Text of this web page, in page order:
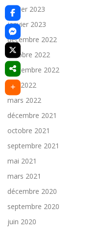
février 2023
janvier 2023
décembre 2022
octobre 2022
septembre 2022
juin 2022
mars 2022
décembre 2021
octobre 2021
septembre 2021
mai 2021
mars 2021
décembre 2020
septembre 2020
juin 2020